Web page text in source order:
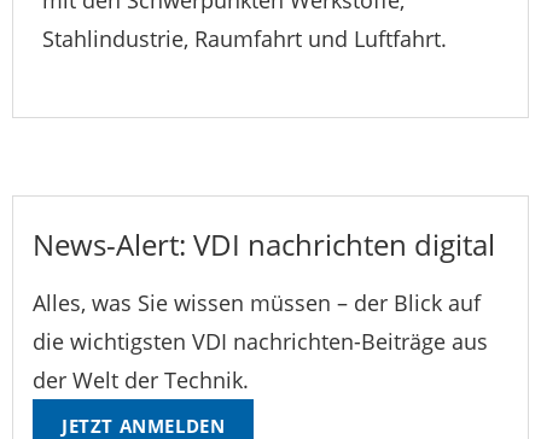
Stahlindustrie, Raumfahrt und Luftfahrt.
News-Alert: VDI nachrichten digital
Alles, was Sie wissen müssen – der Blick auf
die wichtigsten VDI nachrichten-Beiträge aus
der Welt der Technik.
JETZT ANMELDEN